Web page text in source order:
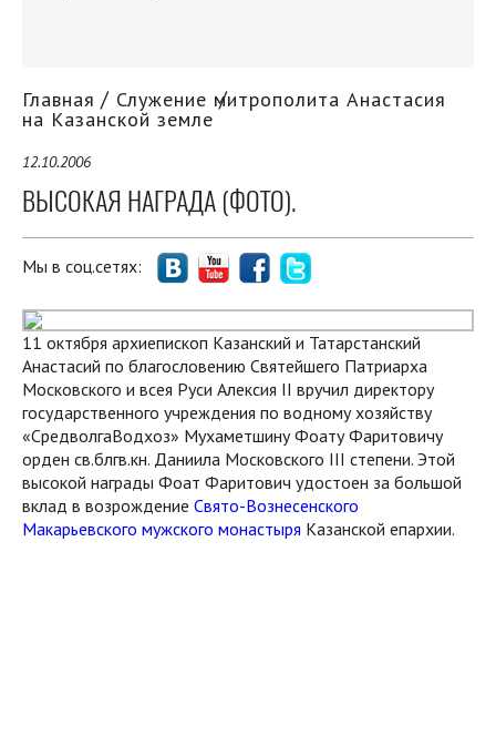
Главная Служение митрополита Анастасия
на Казанской земле
12.10.2006
ВЫСОКАЯ НАГРАДА (ФОТО).
Мы в соц.сетях:
11 октября архиепископ Казанский и Татарстанский
Анастасий по благословению Святейшего Патриарха
Московского и всея Руси Алексия II вручил директору
государственного учреждения по водному хозяйству
«СредволгаВодхоз» Мухаметшину Фоату Фаритовичу
орден св.блгв.кн. Даниила Московского III степени. Этой
высокой награды Фоат Фаритович удостоен за большой
вклад в возрождение Свято-Вознесенского
Макарьевского мужского монастыря Казанской епархии.